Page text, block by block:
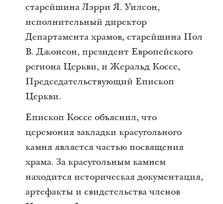
старейшина Лэрри Я. Уилсон,
исполнительный директор
Департамента храмов, старейшина Пол
В. Джонсон, президент Европейского
региона Церкви, и Жеральд Коссе,
Председательствующий Епископ
Церкви.
Епископ Коссе объяснил, что
церемония закладки краеугольного
камня является частью посвящения
храма. За краеугольным камнем
находится историческая документация,
артефакты и свидетельства членов